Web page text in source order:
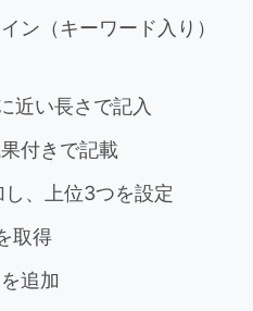
ン（キーワード入り）
近い長さで記入
付きで記載
、上位3つを設定
取得
追加